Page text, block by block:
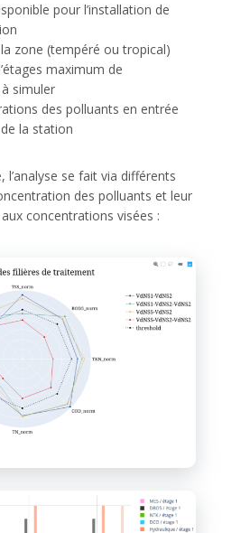
pour l’installation de
zone (tempéré ou tropical)
maximum de
simuler
des polluants en entrée
la station
l’analyse se fait via différents
des polluants et leur
concentrations visées :